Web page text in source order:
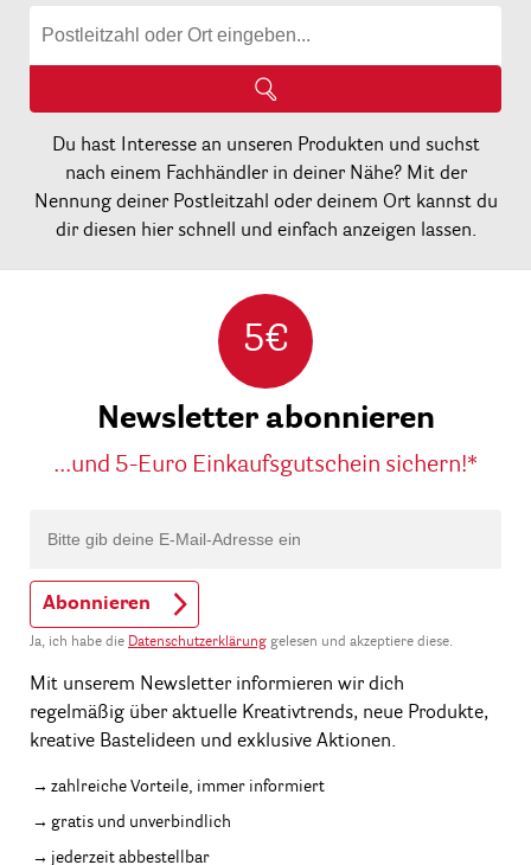
Du hast Interesse an unseren Produkten und suchst
nach einem Fachhändler in deiner Nähe? Mit der
Nennung deiner Postleitzahl oder deinem Ort kannst du
dir diesen hier schnell und einfach anzeigen lassen.
5€
Newsletter abonnieren
...und 5-Euro Einkaufsgutschein sichern!*
Abonnieren
Ja, ich habe die Datenschutzerklärung gelesen und akzeptiere diese.
Mit unserem Newsletter informieren wir dich
regelmäßig über aktuelle Kreativtrends, neue Produkte,
kreative Bastelideen und exklusive Aktionen.
zahlreiche Vorteile, immer informiert
gratis und unverbindlich
jederzeit abbestellbar